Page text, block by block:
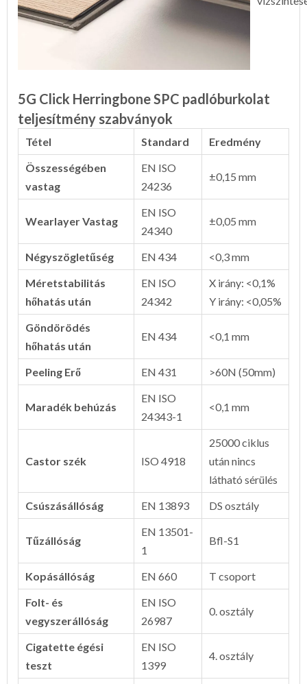
5G Click Herringbone SPC padlóburkolat
teljesítmény szabványok
Tétel Standard
Eredmény
Összességében
vastag
EN ISO
24236
±0,15 mm
Wearlayer Vastag
EN ISO
24340
±0,05 mm
Négyszögletűség EN 434
<0,3 mm
Méretstabilitás
hőhatás után
EN ISO
24342
X irány: <0,1%
Y irány: <0,05%
Göndörödés
hőhatás után
EN 434 <0,1 mm
Peeling Erő EN 431 >60N (50mm)
Maradék behúzás
EN ISO
24343-1
<0,1 mm
Castor szék ISO 4918
25000 ciklus
után nincs
látható sérülés
Csúszásállóság
EN 13893 DS osztály
Tűzállóság
EN 13501-
1
Bfl-S1
Kopásállóság EN 660
T csoport
Folt- és
vegyszerállóság
EN ISO
26987
0. osztály
Cigatette égési
teszt
EN ISO
1399
4. osztály